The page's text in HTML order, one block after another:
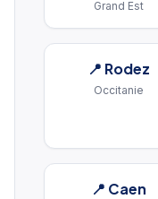
Grand Est
📍 Rodez
Occitanie
📍 Caen